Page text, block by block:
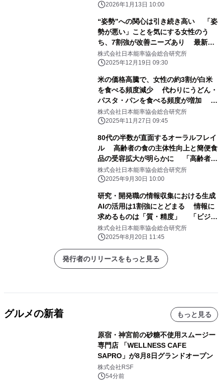
2026年1月13日 10:00
“姿勢”への関心は引き続き高い 「姿
勢が悪い」ことを気にする女性のう
ち、7割強が改善ニーズあり 最新レ
ポート「健康ニーズ基本調査2025」を
発表
株式会社日本能率協会総合研究所
2025年12月19日 09:30
米の価格高騰で、女性の約3割が白米
を食べる頻度減少 代わりにうどん・
パスタ・パンを食べる頻度が増加 最
新レポート「メニューからみた食卓調
査2025《番外編》」を発表
株式会社日本能率協会総合研究所
2025年11月27日 09:45
80代の半数が直面するオーラルフレイ
ル 高齢者の食の主体性向上と簡便食
品の受容拡大が明らかに 「高齢者
普段の食事調査2025年」(最新版)を発
表
株式会社日本能率協会総合研究所
2025年9月30日 10:00
研究・開発職の情報収集における生成
AIの活用は1割強にとどまる 情報に
求めるものは「質・精度」 「ビジネ
ス情報の収集シーンとその課題に関す
る調査」の結果を公表
株式会社日本能率協会総合研究所
2025年8月20日 11:45
発行者のリリースをもっと見る
グルメの新着 もっと見る
原宿・神宮前の砂糖不使用スムージー
専門店 「WELLNESS CAFE
SAPRO」が8月8日グランドオープン
株式会社RSF
54分前